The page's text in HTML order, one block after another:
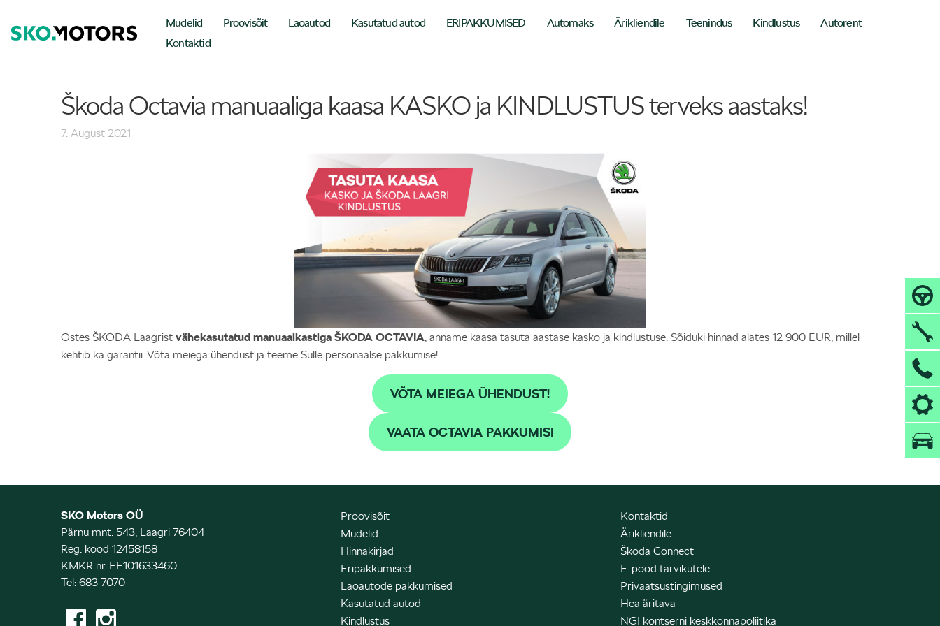
Mudelid Proovisõit Laoautod Kasutatud autod ERIPAKKUMISED Automaks Ärikliendile Teenindus Kindlustus
Autorent
Kontaktid
Škoda Octavia manuaaliga kaasa KASKO ja KINDLUSTUS terveks aastaks!
7. August 2021
Ostes ŠKODA Laagrist vähekasutatud manuaalkastiga ŠKODA OCTAVIA, anname kaasa tasuta aastase kasko ja kindlustuse. Sõiduki hinnad alates 12 900 EUR, millel
kehtib ka garantii. Võta meiega ühendust ja teeme Sulle personaalse pakkumise!
VÕTA MEIEGA ÜHENDUST!
VAATA OCTAVIA PAKKUMISI
SKO Motors OÜ
Pärnu mnt. 543, Laagri 76404
Reg. kood 12458158
KMKR nr. EE101633460
Tel: 683 7070
Proovisõit
Mudelid
Hinnakirjad
Eripakkumised
Laoautode pakkumised
Kasutatud autod
Kindlustus
Kontaktid
Ärikliendile
Škoda Connect
E-pood tarvikutele
Privaatsustingimused
Hea äritava
NGI kontserni keskkonnapoliitika